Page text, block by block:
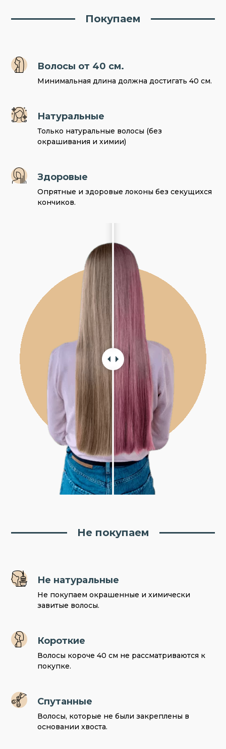
Покупаем
Волосы от 40 см.
Минимальная длина должна достигать 40 см.
Натуральные
Только натуральные волосы (без
окрашивания и химии)
Здоровые
Опрятные и здоровые локоны без секущихся
кончиков.
Не покупаем
Не натуральные
Не покупаем окрашенные и химически
завитые волосы.
Короткие
Волосы короче 40 см не рассматриваются к
покупке.
Спутанные
Волосы, которые не были закреплены в
основании хвоста.